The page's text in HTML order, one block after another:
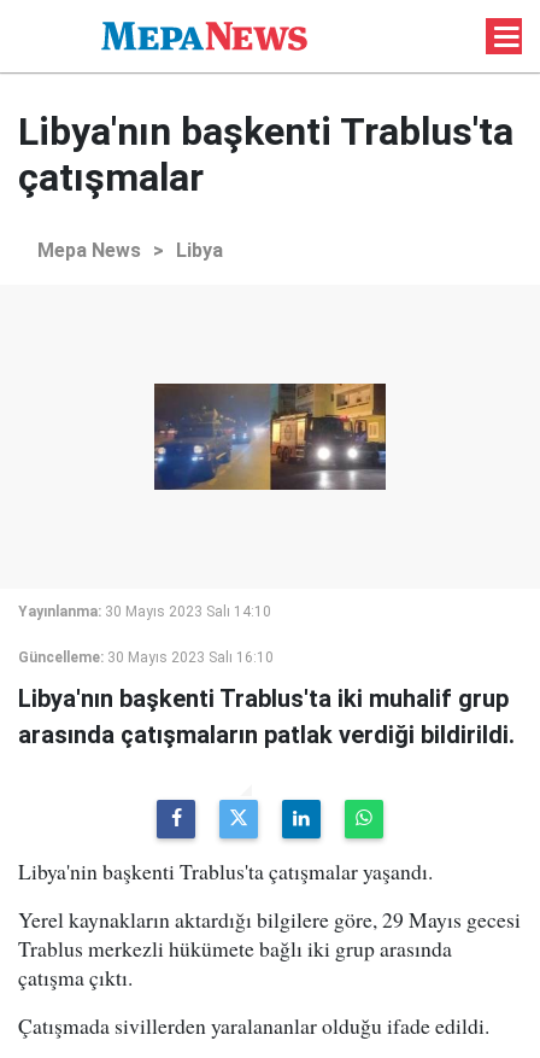
Libya'nın başkenti Trablus'ta
çatışmalar
Mepa News > Libya
Yayınlanma: 30 Mayıs 2023 Salı 14:10
Güncelleme: 30 Mayıs 2023 Salı 16:10
Libya'nın başkenti Trablus'ta iki muhalif grup
arasında çatışmaların patlak verdiği bildirildi.
Libya'nin başkenti Trablus'ta çatışmalar yaşandı.
Yerel kaynakların aktardığı bilgilere göre, 29 Mayıs gecesi
Trablus merkezli hükümete bağlı iki grup arasında
çatışma çıktı.
Çatışmada sivillerden yaralananlar olduğu ifade edildi.